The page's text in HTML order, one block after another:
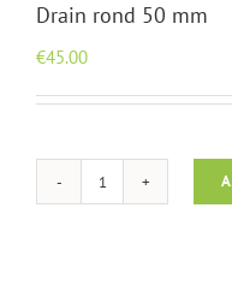
Drain rond 50 mm
€45.00
quantité